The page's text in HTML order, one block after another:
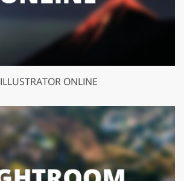
ILLUSTRATOR ONLINE